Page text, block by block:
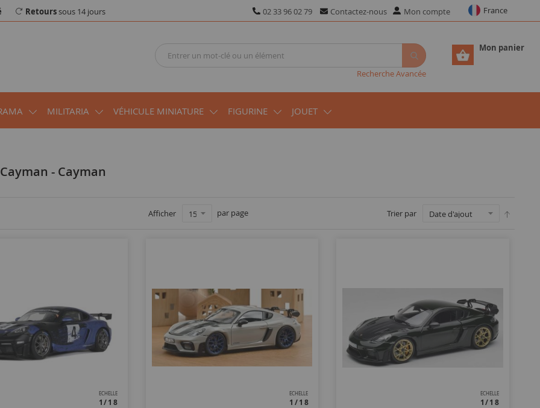
Retourssous 14 jours 02 33 96 02 79 Contactez-nous Mon compte France
Mon panier
Recherche Avancée
MILITARIA VÉHICULE MINIATURE FIGURINE JOUET
Cayman - Cayman
Trier par
Afficher par page
ECHELLE
1/18
ECHELLE
1/18
ECHELLE
1/18